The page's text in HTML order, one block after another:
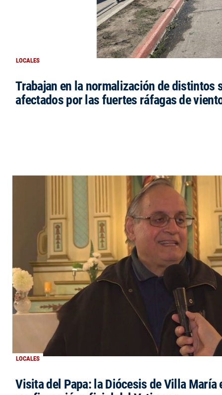
LOCALES
Trabajan en la normalización de distintos
afectados por las fuertes ráfagas de
LOCALES
Visita del Papa: la Diócesis de Villa María